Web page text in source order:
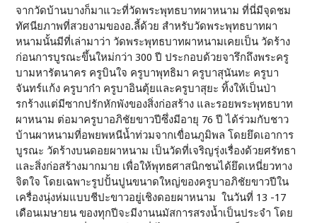
จากวัดบ้านบางก็มาแวะที่วัดพระพุทธบาทผาหนาม ที่นี่มีจุดชม
ทัศนียภาพที่สวยงามของอ.ลี้ด้วย สำหรับวัดพระพุทธบาทผา
หนามนั้นมีที่เล่ามาว่า วัดพระพุทธบาทผาหนามเคยเป็น วัดร้าง
ก่อนการบูรณะขึ้นใหม่กว่า 300 ปี ประกอบด้วยจารึกถึงพระครู
บามหารัตนาคร ครูบินใจ ครูบาพุทธิมา ครูบาสุนันทะ ครูบา
จันทร์แก้ง ครูบาก๋า ครูบาอินตุ้ยและครูบาสุยะ ทิ้งให้เป็นป่า
รกร้างแต่มีซากปรักหักพังของสิ่งก่อสร้าง และรอยพระพุทธบาท
ผาหนาม ต่อมาครูบาอภิชัยขาวปีซึ่งมีอายุ 76 ปี ได้ร่วมกับชาว
บ้านผาหนามที่อพยพหนีน้ำท่วมจากเขื่อนภูมิพล โดยยึดเอาการ
บูรณะ วัดร้างบนดอยผาหนาม เป็นวัดที่เจริญรุ่งเรื่องด้วยศรัทธา
และสิ่งก่อสร้างมากมาย เพื่อให้พุทธศาสนิกชนได้ยึดเหนี่ยวทาง
จิตใจ โดยเฉพาะรูปปั้นปูนขนาดใหญ่ของครูบาอภิชัยขาวปีใน
เครื่องนุ่งห่มแบบชีปะขาวอยู่เชิงดอยผาหนาม ในวันที่ 13 -17
เดือนเมษายน ของทุกปีจะมีงานนมัสการสรงน้ำเป็นประจำ โดย